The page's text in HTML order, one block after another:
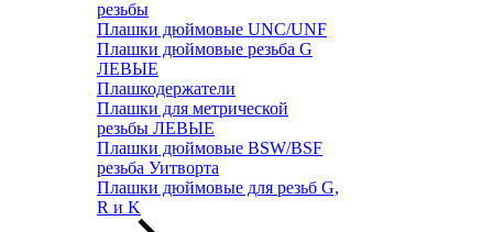
резьбы
Плашки дюймовые UNC/UNF
Плашки дюймовые резьба G
ЛЕВЫЕ
Плашкодержатели
Плашки для метрической
резьбы ЛЕВЫЕ
Плашки дюймовые BSW/BSF
резьба Уитворта
Плашки дюймовые для резьб G,
R и K